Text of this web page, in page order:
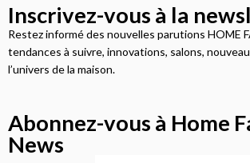
Inscrivez-vous à la
Restez informé des nouvelles parutions HOME
tendances à suivre, innovations, salons,
l’univers de la maison.
Abonnez-vous à Home
News